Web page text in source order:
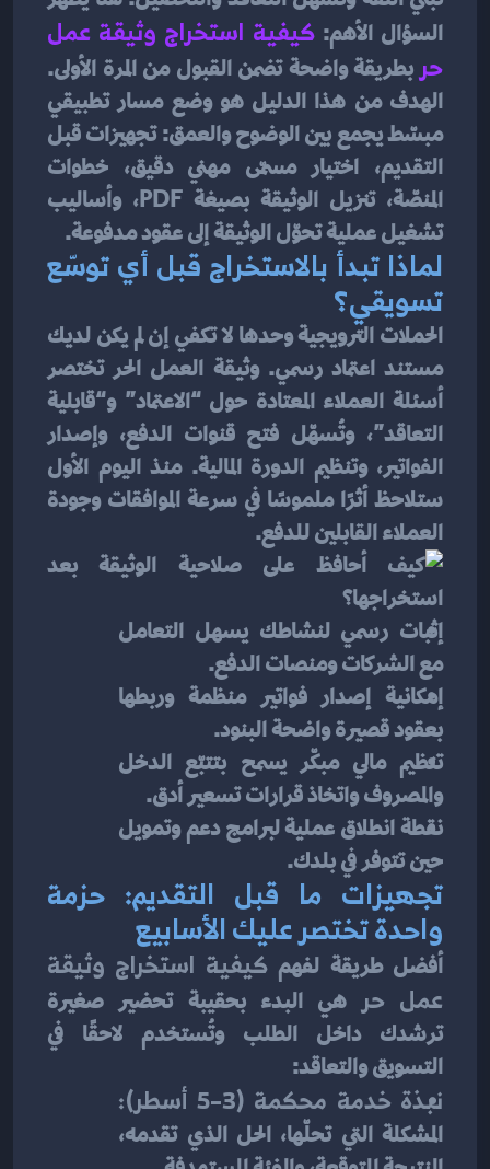
السؤال الأهم:
حر
تشغيل عملية تحوّل الوثيقة إلى عقود مدفوعة.
تسويقي؟
مستند اعتماد رسمي. وثيقة العمل الحر تختصر
التعاقد”، وتُسهّل فتح قنوات الدفع، وإصدار
العملاء القابلين للدفع.
مع الشركات ومنصات الدفع.
بعقود قصيرة واضحة البنود.
والمصروف واتخاذ قرارات تسعير أدق.
حين تتوفر في بلدك.
واحدة تختصر عليك الأسابيع
أفضل طريقة لفهم
عمل حر
التسويق والتعاقد:
نبذة خدمة محكمة (3–5 أسطر):